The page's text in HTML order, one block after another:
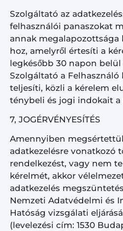
Szolgáltató az
felhasználói panaszokat
annak megalapozottsága
hoz, amelyről értesíti a
legkésőbb 30 napon
Szolgáltató a
teljesíti, közli a kérelem
ténybeli és jogi indokait a
7, JOGÉRVÉNYESÍTÉS
Amennyiben
adatkezelésre vonatkozó
rendelkezést, vagy nem
kérelmét, akkor
adatkezelés
Nemzeti Adatvédelmi és
Hatóság vizsgálati
(levelezési cím: 1530